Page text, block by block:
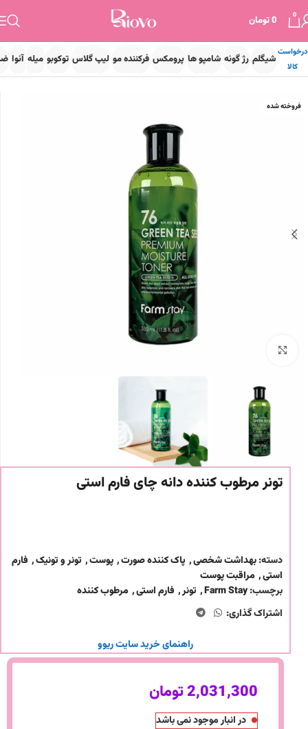
0
0تومان
درخواست
کالا
شیگلم رژ گونه شامپو ها پرومکس فرکننده مو لیپ گلاس توکوبو میله آنوا
خانه
فروخته شده
تونر مرطوب کننده دانه چای فارم استی
دسته:بهداشت شخصی, پاک کننده صورت, پوست, تونر و تونیک, فارم
استی, مراقبت پوست
برچسب:Farm Stay
, تونر, فارم استی, مرطوب کننده
اشتراک گذاری:
راهنمای خرید سایت ریوو
2,031,300تومان
در انبار موجود نمی باشد